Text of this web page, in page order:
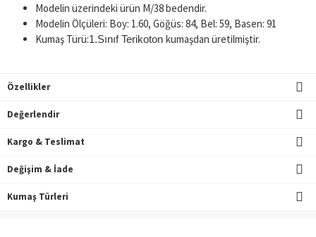
Modelin üzerindeki ürün M/38 bedendir.
Modelin Ölçüleri: Boy: 1.60, Göğüs: 84, Bel: 59, Basen: 91
Kumaş Türü:1.Sınıf Terikoton kumaşdan üretilmiştir.
Özellikler
Değerlendir
Kargo & Teslimat
Değişim & İade
Kumaş Türleri